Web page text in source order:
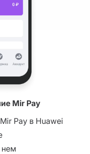
Mir Pay
Pay в Huawei
нем